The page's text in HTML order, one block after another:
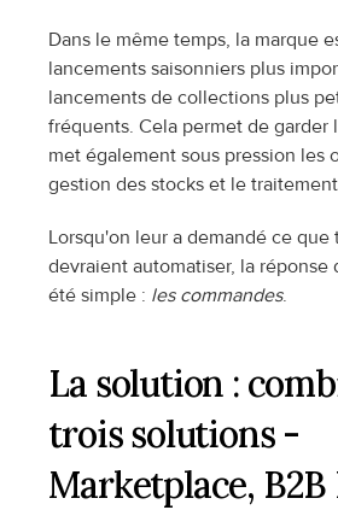
Dans le même temps, la marque
lancements saisonniers plus
lancements de collections plus
fréquents. Cela permet de garder
met également sous pression les
gestion des stocks et le
Lorsqu'on leur a demandé ce que
devraient automatiser, la réponse
été simple : les commandes.
La solution :
trois solutions -
Marketplace,